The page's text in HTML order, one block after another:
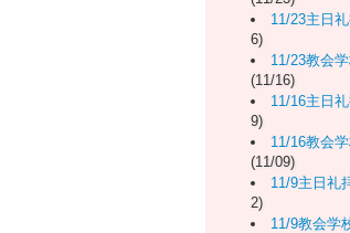
11/23主日
6)
11/23教会
(11/16)
11/16主日
9)
11/16教会
(11/09)
11/9主日礼
2)
11/9教会学